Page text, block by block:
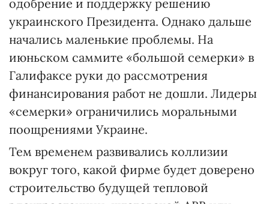
одобрение и поддержку решению
украинского Президента. Однако дальше
начались маленькие проблемы. На
июньском саммите «большой семерки» в
Галифаксе руки до рассмотрения
финансирования работ не дошли. Лидеры
«семерки» ограничились моральными
поощрениями Украине.
Тем временем развивались коллизии
вокруг того, какой фирме будет доверено
строительство будущей тепловой